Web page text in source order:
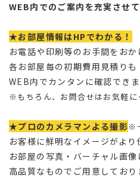
WEB内でのご案内を充実させて
★お部屋情報はHPでわかる！
お電話や印刷等のお手間をおか
各お部屋毎の初期費用見積りも
WEB内でカンタンに確認できま
※もちろん、お問合せはお気軽に
★プロのカメラマンよる撮影※
お客様に鮮明なイメージがより
お部屋の写真・バーチャル画像
高品質なものでご用意しており